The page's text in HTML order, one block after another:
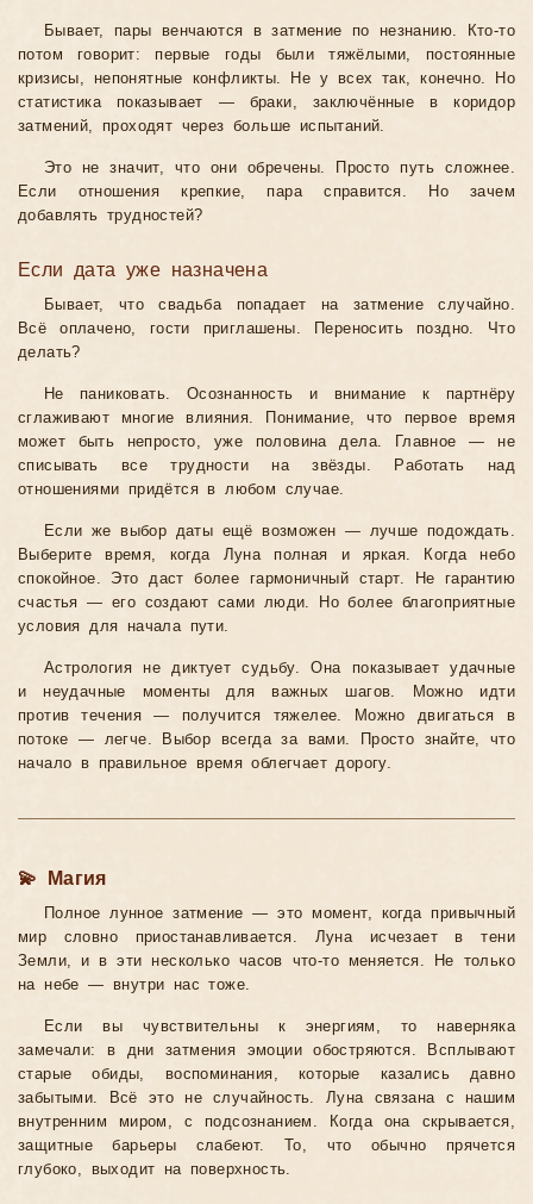
Бывает, пары венчаются в затмение по незнанию. Кто-то
потом говорит: первые годы были тяжёлыми, постоянные
кризисы, непонятные конфликты. Не у всех так, конечно. Но
статистика показывает — браки, заключённые в коридор
затмений, проходят через больше испытаний.
Это не значит, что они обречены. Просто путь сложнее.
Если отношения крепкие, пара справится. Но зачем
добавлять трудностей?
Если дата уже назначена
Бывает, что свадьба попадает на затмение случайно.
Всё оплачено, гости приглашены. Переносить поздно. Что
делать?
Не паниковать. Осознанность и внимание к партнёру
сглаживают многие влияния. Понимание, что первое время
может быть непросто, уже половина дела. Главное — не
списывать все трудности на звёзды. Работать над
отношениями придётся в любом случае.
Если же выбор даты ещё возможен — лучше подождать.
Выберите время, когда Луна полная и яркая. Когда небо
спокойное. Это даст более гармоничный старт. Не гарантию
счастья — его создают сами люди. Но более благоприятные
условия для начала пути.
Астрология не диктует судьбу. Она показывает удачные
и неудачные моменты для важных шагов. Можно идти
против течения — получится тяжелее. Можно двигаться в
потоке — легче. Выбор всегда за вами. Просто знайте, что
начало в правильное время облегчает дорогу.
💫 Магия
Полное лунное затмение — это момент, когда привычный
мир словно приостанавливается. Луна исчезает в тени
Земли, и в эти несколько часов что-то меняется. Не только
на небе — внутри нас тоже.
Если вы чувствительны к энергиям, то наверняка
замечали: в дни затмения эмоции обостряются. Всплывают
старые обиды, воспоминания, которые казались давно
забытыми. Всё это не случайность. Луна связана с нашим
внутренним миром, с подсознанием. Когда она скрывается,
защитные барьеры слабеют. То, что обычно прячется
глубоко, выходит на поверхность.